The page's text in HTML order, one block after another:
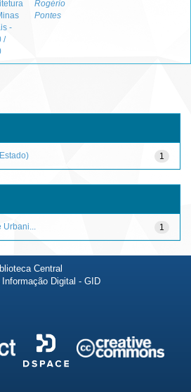
-
/
Rogério
Pontes
1
1
Central
Digital - GID